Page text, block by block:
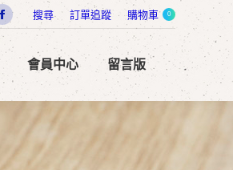
Facebook
page
opens
in
window
搜
索
搜尋 訂單追蹤 購物車 0
會員中心 留言版